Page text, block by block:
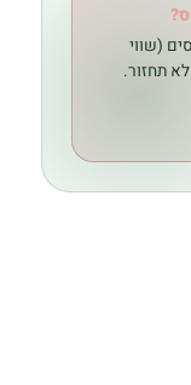
הבונוסים (שווי